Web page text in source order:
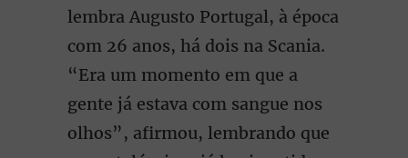
lembra Augusto Portugal, à época
com 26 anos, há dois na Scania.
“Era um momento em que a
gente já estava com sangue nos
olhos”, afirmou, lembrando que